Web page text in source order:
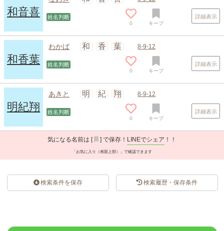
和音喜 姓名判断
0 キープ
詳細表示
和香葉
わかば 和 香 葉 8-9-12
姓名判断
0 キープ
詳細表示
明紀翔
あきと 明 紀 翔 8-9-12
姓名判断
0 キープ
詳細表示
気になる名前は [ ] で保存！ LINEでシェア ！！
「お気に入り（画面上部）」で確認できます
検索条件を保存 検索履歴・保存条件